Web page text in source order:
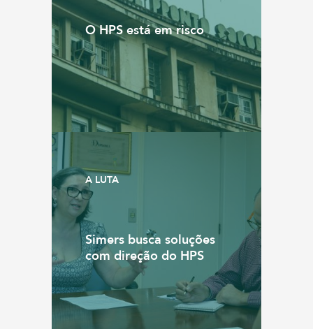
O HPS está em risco
A LUTA
Simers busca soluções
com direção do HPS